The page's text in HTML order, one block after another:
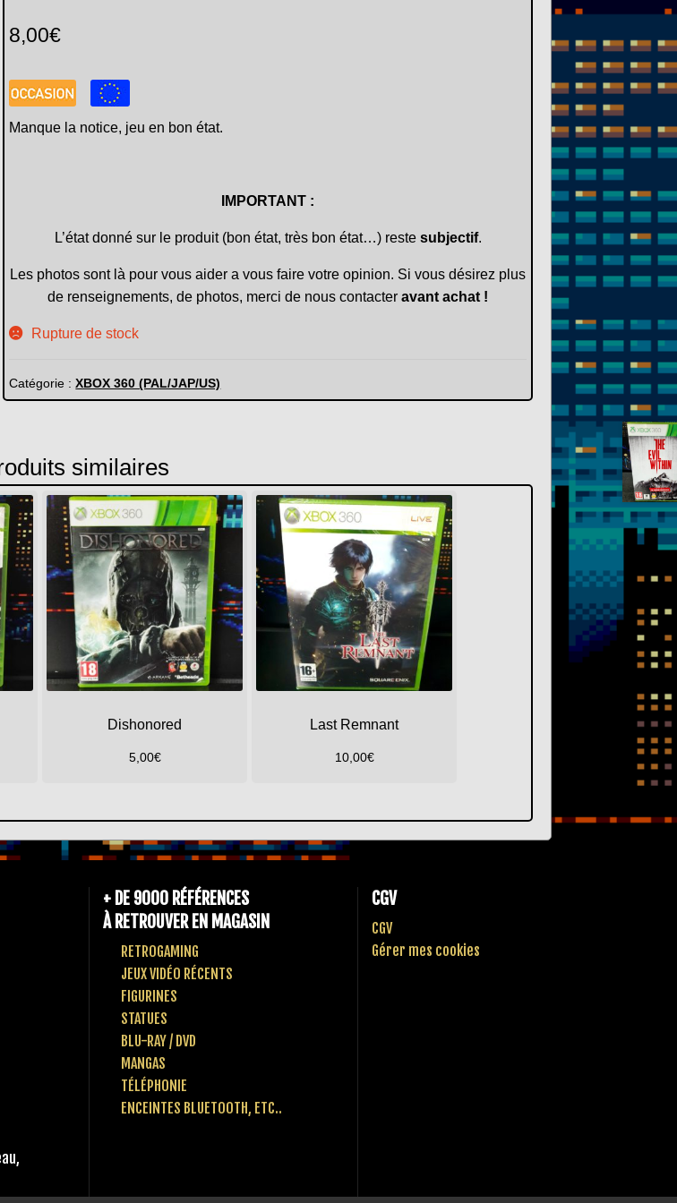
8,00€
Manque la notice, jeu en bon état.
IMPORTANT :
L’état donné sur le produit (bon état, très bon état…) reste subjectif.
Les photos sont là pour vous aider a vous faire votre opinion. Si vous désirez plus
de renseignements, de photos, merci de nous contacteravant achat !
Rupture de stock
Catégorie :XBOX 360 (PAL/JAP/US)
similaires
Dishonored
5,00€
Last Remnant
10,00€
+ DE 9000 RÉFÉRENCES
À RETROUVER EN MAGASIN
RETROGAMING
JEUX VIDÉO RÉCENTS
FIGURINES
STATUES
BLU-RAY / DVD
MANGAS
TÉLÉPHONIE
ENCEINTES BLUETOOTH, ETC..
CGV
CGV
Gérer mes cookies